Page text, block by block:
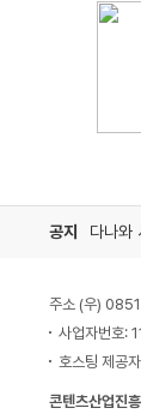
공지 다나와
주소 (우)
사업자번호
호스팅 제공
콘텐츠산업진